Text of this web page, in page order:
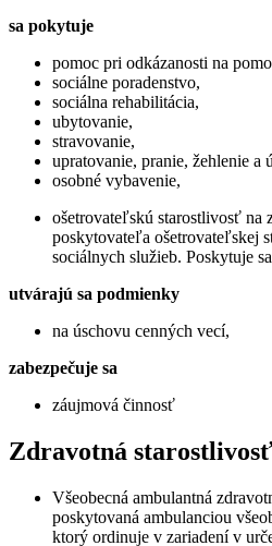
sa pokytuje
pomoc pri odkázanosti na
sociálne poradenstvo,
sociálna rehabilitácia,
ubytovanie,
stravovanie,
upratovanie, pranie, žehlenie a
osobné vybavenie,
ošetrovateľskú starostlivosť na
poskytovateľa ošetrovateľskej
sociálnych služieb. Poskytuje
utvárajú sa podmienky
na úschovu cenných vecí,
zabezpečuje sa
záujmová činnosť
Zdravotná
Všeobecná ambulantná
poskytovaná ambulanciou
ktorý ordinuje v zariadení v